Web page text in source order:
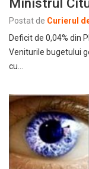
Postat de Curierul
Deficit de 0,04% din
Veniturile bugetului
cu…